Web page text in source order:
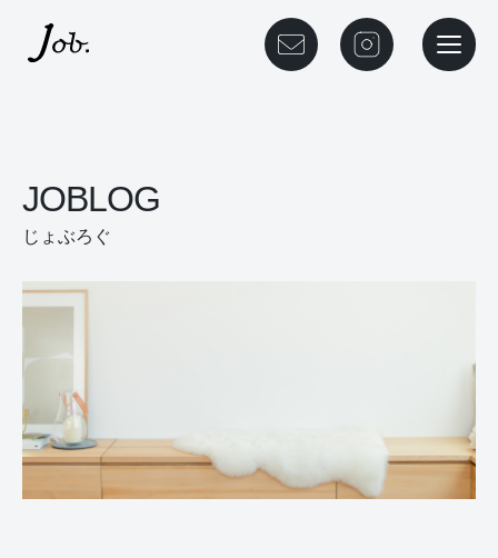
メニ
JOBLOG
じょぶろぐ